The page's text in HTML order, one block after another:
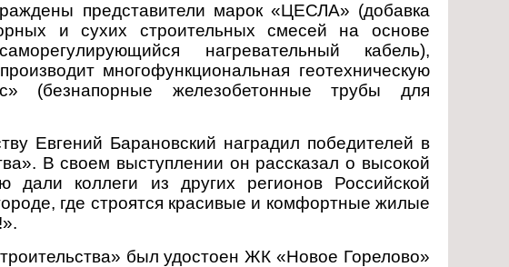
представители марок «ЦЕСЛА» (добавка
и сухих строительных смесей на основе
нагревательный кабель),
многофункциональная геотехническую
(безнапорные железобетонные трубы для
Евгений Барановский наградил победителей в
В своем выступлении он рассказал о высокой
дали коллеги из других регионов Российской
где строятся красивые и комфортные жилые
был удостоен ЖК «Новое Горелово»